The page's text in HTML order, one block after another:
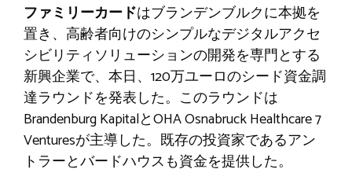
ファミリーカードはブランデンブルクに本拠を
置き、高齢者向けのシンプルなデジタルアクセ
シビリティソリューションの開発を専門とする
新興企業で、本日、120万ユーロのシード資金調
達ラウンドを発表した。このラウンドは
Brandenburg KapitalとOHA Osnabruck Healthcare 7
Venturesが主導した。既存の投資家であるアン
トラーとバードハウスも資金を提供した。